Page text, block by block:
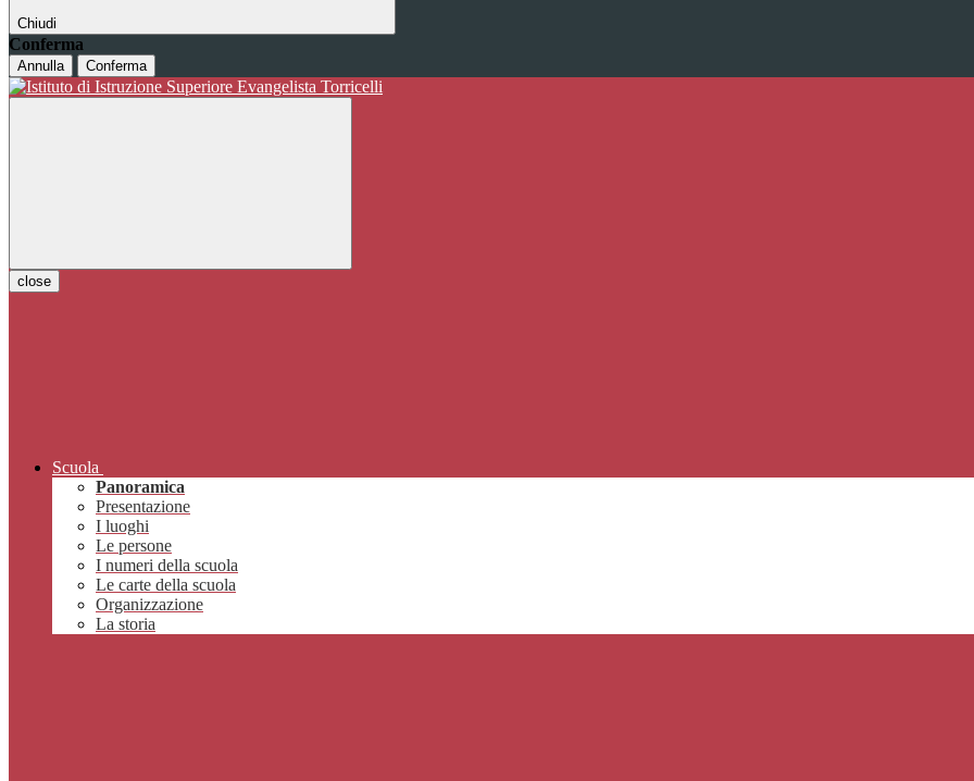
Chiudi
Conferma
Annulla Conferma
close
Scuola
Panoramica
Presentazione
I luoghi
Le persone
I numeri della scuola
Le carte della scuola
Organizzazione
La storia